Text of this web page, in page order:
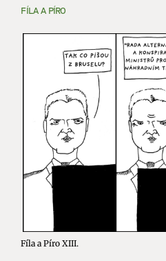
FÍLA A PÍRO
Fíla a Píro XIII.